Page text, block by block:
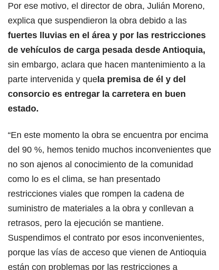
Por ese motivo, el director de obra, Julián Moreno,
explica que suspendieron la obra debido a las
fuertes lluvias en el área y por las restricciones
de vehículos de carga pesada desde Antioquia,
sin embargo, aclara que hacen mantenimiento a la
parte intervenida y quela premisa de él y del
consorcio es entregar la carretera en buen
estado.
“En este momento la obra se encuentra por encima
del 90 %, hemos tenido muchos inconvenientes que
no son ajenos al conocimiento de la comunidad
como lo es el clima, se han presentado
restricciones viales que rompen la cadena de
suministro de materiales a la obra y conllevan a
retrasos, pero la ejecución se mantiene.
Suspendimos el contrato por esos inconvenientes,
porque las vías de acceso que vienen de Antioquia
están con problemas por las restricciones a